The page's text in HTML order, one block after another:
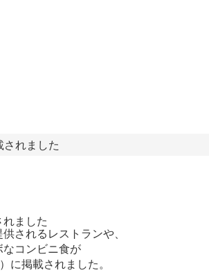
れました
ました
されるレストランや、
コンビニ食が
掲載されました。